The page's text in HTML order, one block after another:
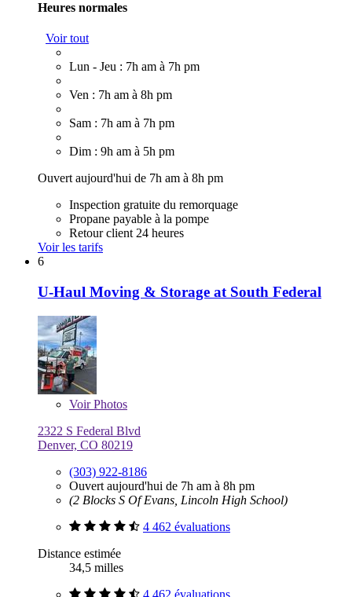
Heures normales
Voir tout
Lun - Jeu : 7h am à 7h pm
Ven : 7h am à 8h pm
Sam : 7h am à 7h pm
Dim : 9h am à 5h pm
Ouvert aujourd'hui de 7h am à 8h pm
Inspection gratuite du remorquage
Propane payable à la pompe
Retour client 24 heures
Voir les tarifs
6
U-Haul Moving & Storage at South Federal
VoirPhotos
2322 S Federal Blvd
Denver, CO 80219
(303) 922-8186
Ouvert aujourd'hui de 7h am à 8h pm
(2 Blocks S Of Evans, Lincoln High School)
4 462 évaluations
Distance estimée
34,5 milles
4 462 évaluations